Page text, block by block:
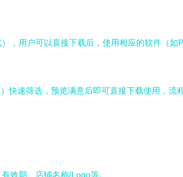
，用户可以直接下载后，使用相应的软件（
快速筛选，预览满意后即可直接下载使用，流
效期、店铺名称/Logo等。